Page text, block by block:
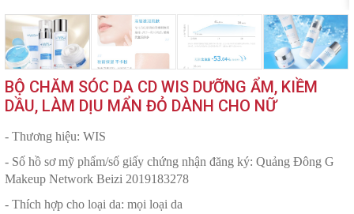
BỘ CHĂM SÓC DA CD WIS DƯỠNG ẨM, KIỀM
DẦU, LÀM DỊU MẨN ĐỎ DÀNH CHO NỮ
- Thương hiệu: WIS
- Số hồ sơ mỹ phẩm/số giấy chứng nhận đăng ký: Quảng Đông G
Makeup Network Beizi 2019183278
- Thích hợp cho loại da: mọi loại da